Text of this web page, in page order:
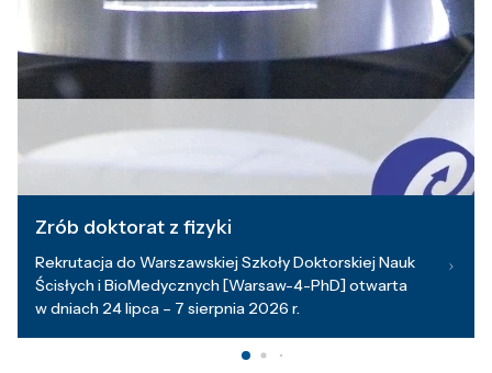
Zrób doktorat z fizyki
Rekrutacja do Warszawskiej Szkoły Doktorskiej Nauk
Ścisłych i BioMedycznych [Warsaw-4-PhD] otwarta
w dniach 24 lipca – 7 sierpnia 2026 r.